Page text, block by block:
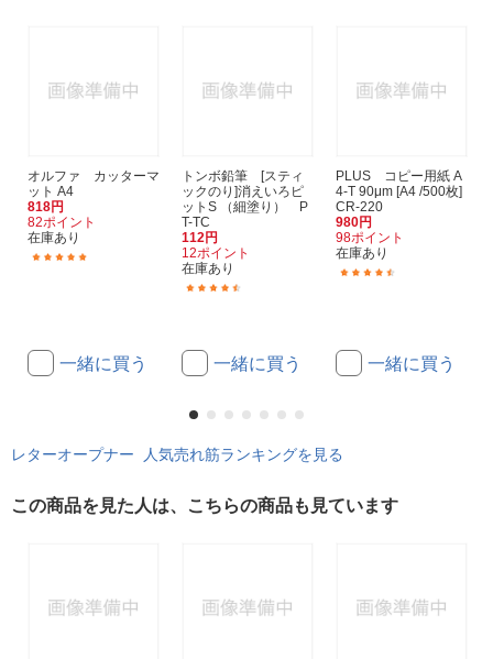
オルファ カッターマ
ット A4
818円
82ポイント
在庫あり
一緒に買う
トンボ鉛筆 [スティ
ックのり]消えいろピ
ットS （細塗り） P
T-TC
112円
12ポイント
在庫あり
一緒に買う
PLUS コピー用紙 A
4-T 90μm [A4 /500枚]
CR-220
980円
98ポイント
在庫あり
一緒に買う
レターオープナー 人気売れ筋ランキングを見る
この商品を見た人は、こちらの商品も見ています